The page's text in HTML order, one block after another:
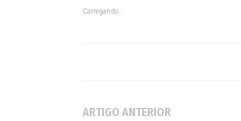
Carregando...
ARTIGO ANTERIOR